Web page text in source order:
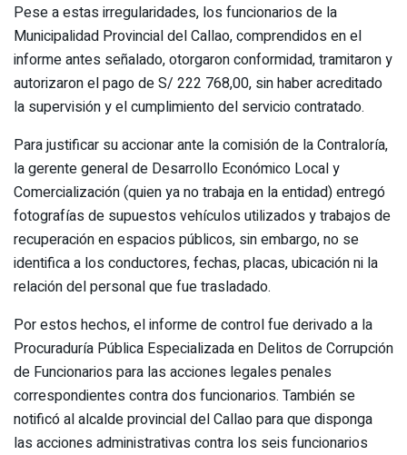
Pese a estas irregularidades, los funcionarios de la
Municipalidad Provincial del Callao, comprendidos en el
informe antes señalado, otorgaron conformidad, tramitaron y
autorizaron el pago de S/ 222 768,00, sin haber acreditado
la supervisión y el cumplimiento del servicio contratado.
Para justificar su accionar ante la comisión de la Contraloría,
la gerente general de Desarrollo Económico Local y
Comercialización (quien ya no trabaja en la entidad) entregó
fotografías de supuestos vehículos utilizados y trabajos de
recuperación en espacios públicos, sin embargo, no se
identifica a los conductores, fechas, placas, ubicación ni la
relación del personal que fue trasladado.
Por estos hechos, el informe de control fue derivado a la
Procuraduría Pública Especializada en Delitos de Corrupción
de Funcionarios para las acciones legales penales
correspondientes contra dos funcionarios. También se
notificó al alcalde provincial del Callao para que disponga
las acciones administrativas contra los seis funcionarios